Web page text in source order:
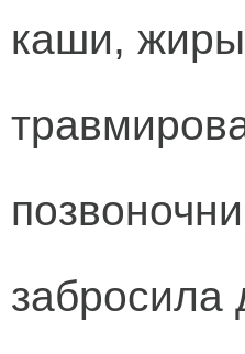
каши,
забросила